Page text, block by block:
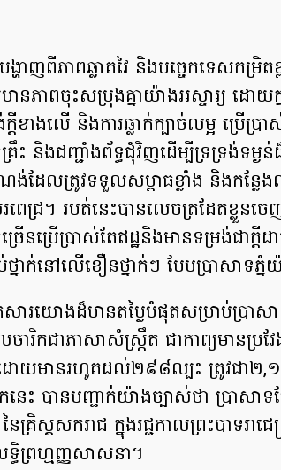
ាញពីភាពឆ្លាតវៃ និងបច្ចេកទេសកម្រិតខ្
មានភាពចុះសម្រុងគ្នាយ៉ាងអស្ចារ្យ ដោយ
ខាងលើ និងការឆ្លាក់ក្បាច់លម្អ ប្រើប្រ
រឹះ និងជញ្ជាំងព័ទ្ធជុំវិញដើម្បីទ្រទ្រង់ទម្ងន់
ង់ដែលត្រូវទទួលសម្ពាធខ្លាំង និងកន្លែ
ពេជ្រ។ របត់នេះបានលេចត្រដែតខ្លួនច
ើនប្រើប្រាស់តែឥដ្ឋនិងមានទម្រង់ជាក្តីដ
ថ្នាក់នៅលើខឿនថ្នាក់ៗ បែបប្រាសាទភ្
ារយោងដ៏មានតម្លៃបំផុតសម្រាប់ប្រាសា
កជាភាសាសំស្ក្រឹត ជាកាព្យមានប្រវែ
រ ដោយមានរហូតដល់២៩៨ល្បះ ត្រូវជា២,
េះ បានបញ្ជាក់យ៉ាងច្បាស់ថា ប្រាសាទប្
ស្តសករាជ ក្នុងរជ្ជកាលព្រះបាទរាជេន្
ធិព្រហ្មញ្ញសាសនា។